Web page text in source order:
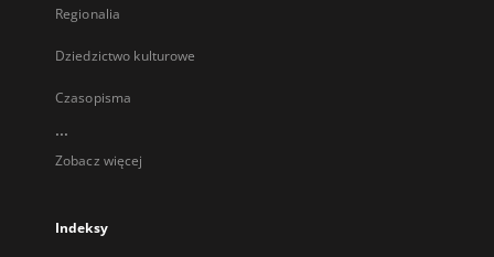
Regionalia
Dziedzictwo kulturowe
Czasopisma
...
Zobacz więcej
Indeksy